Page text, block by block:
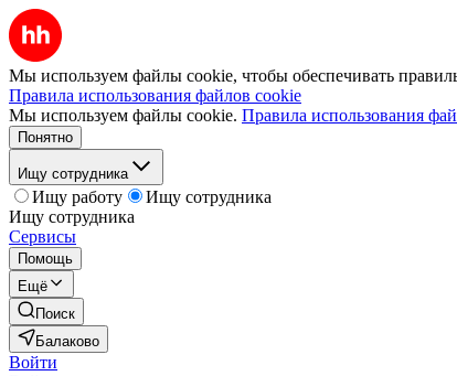
Мы используем файлы cookie, чтобы обеспечивать
Правила использования файлов cookie
Мы используем файлы cookie. Правила использования
Понятно
Ищу сотрудника
Ищу работу
Ищу сотрудника
Ищу сотрудника
Сервисы
Помощь
Ещё
Поиск
Балаково
Войти